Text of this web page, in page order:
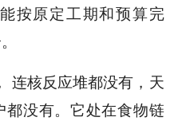
按原定工期和预算完
连核反应堆都没有，天
没有。它处在食物链